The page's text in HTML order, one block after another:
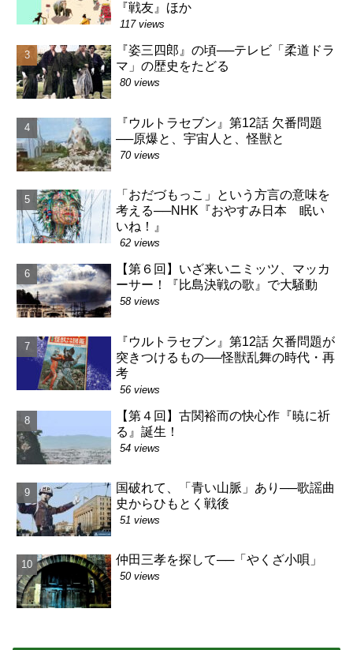
『戦友』ほか
117 views
『姿三四郎』の頃──テレビ「柔道ドラ
マ」の歴史をたどる
80 views
『ウルトラセブン』第12話 欠番問題
──原爆と、宇宙人と、怪獣と
70 views
「おだづもっこ」という方言の意味を
考える──NHK『おやすみ日本 眠い
いね！』
62 views
【第６回】いざ来いニミッツ、マッカ
ーサー！『比島決戦の歌』で大騒動
58 views
『ウルトラセブン』第12話 欠番問題が
突きつけるもの──怪獣乱舞の時代・再
考
56 views
【第４回】古関裕而の快心作『暁に祈
る』誕生！
54 views
国破れて、「青い山脈」あり──歌謡曲
史からひもとく戦後
51 views
仲田三孝を探して──「やくざ小唄」
50 views